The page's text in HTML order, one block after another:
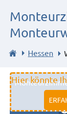
Hessen
Hier könnte